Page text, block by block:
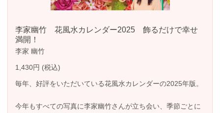
李家幽竹 花風水カレンダー2025 飾るだけで幸せ
満開！
李家 幽竹
1,430円 (税込)
毎年、好評をいただいている花風水カレンダーの2025年版。
今年もすべての写真に李家幽竹さんが立ち会い、季節ごとに